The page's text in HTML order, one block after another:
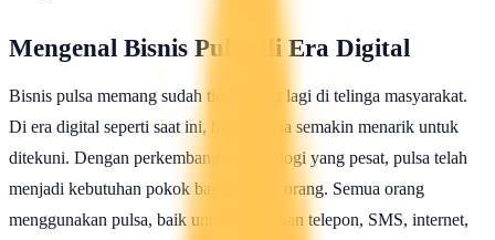
Mengenal Bisnis Pulsa di Era Digital
Bisnis pulsa memang sudah tidak asing lagi di telinga masyarakat.
Di era digital seperti saat ini, bisnis pulsa semakin menarik untuk
ditekuni. Dengan perkembangan teknologi yang pesat, pulsa telah
menjadi kebutuhan pokok bagi banyak orang. Semua orang
menggunakan pulsa, baik untuk keperluan telepon, SMS, internet,